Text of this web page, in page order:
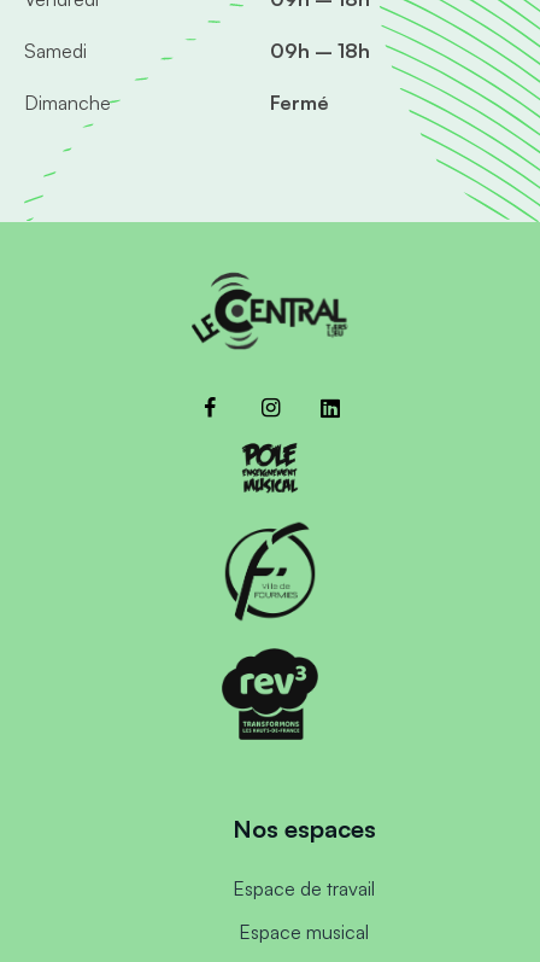
Samedi 09h – 18h
Dimanche Fermé
Nos espaces
Espace de travail
Espace musical